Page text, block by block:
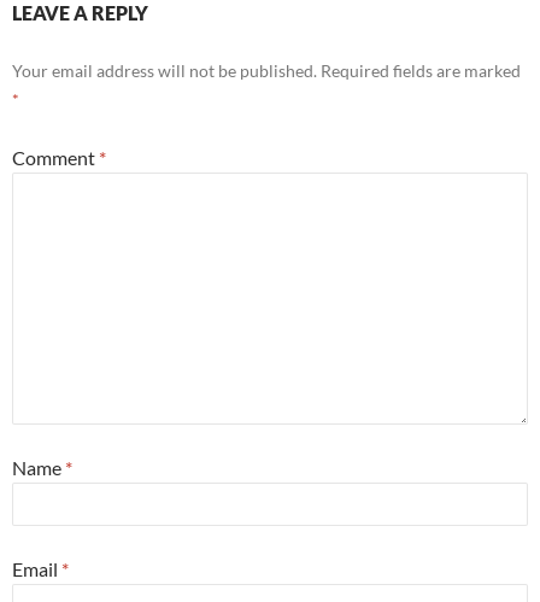
LEAVE A REPLY
Your email address will not be published. Required fields are marked
*
Comment *
Name *
Email *